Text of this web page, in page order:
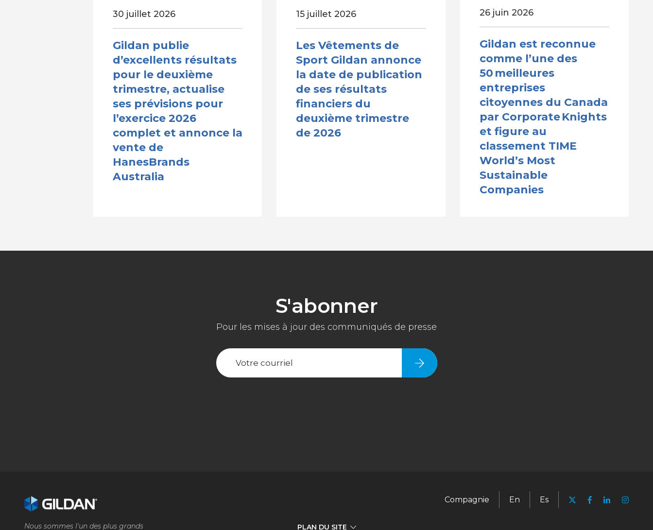
30 juillet 2026
Gildan publie
d’excellents résultats
pour le deuxième
trimestre, actualise
ses prévisions pour
l’exercice 2026
complet et annonce la
vente de
HanesBrands
Australia
15 juillet 2026
Les Vêtements de
Sport Gildan annonce
la date de publication
de ses résultats
financiers du
deuxième trimestre
de 2026
26 juin 2026
Gildan est reconnue
comme l’une des
50 meilleures
entreprises
citoyennes du Canada
par Corporate Knights
et figure au
classement TIME
World’s Most
Sustainable
Companies
Nous sommes l'un des plus grands PLAN DU SITE
Compagnie En Es